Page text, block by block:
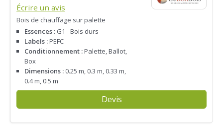
Écrire un avis
Bois de chauffage sur palette
Essences : G1 - Bois durs
Labels :PEFC
Conditionnement :Palette, Ballot,
Box
Dimensions : 0.25 m, 0.3 m, 0.33 m,
0.4 m, 0.5 m
Devis